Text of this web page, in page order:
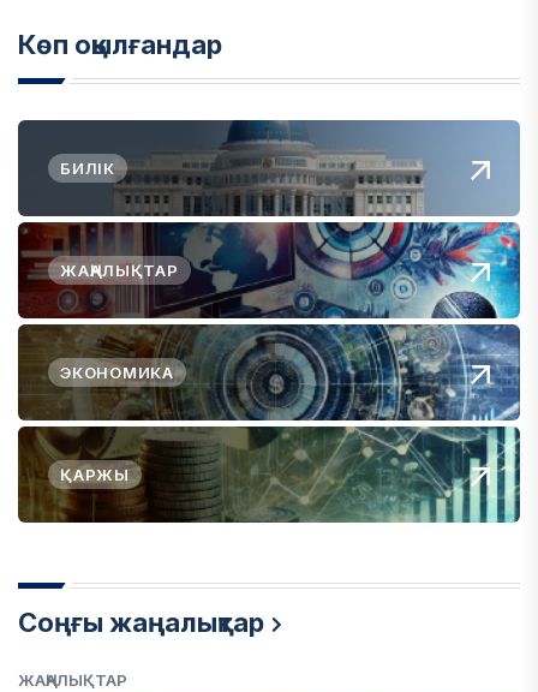
Көп оқылғандар
БИЛІК
ЖАҢАЛЫҚТАР
ЭКОНОМИКА
ҚАРЖЫ
Соңғы жаңалықтар
ЖАҢАЛЫҚТАР